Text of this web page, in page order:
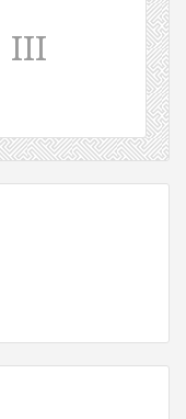
III